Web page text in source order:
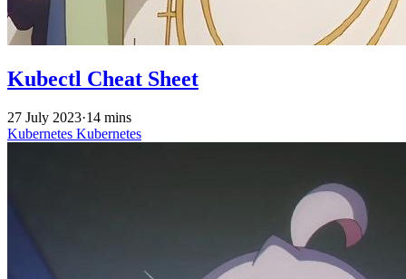
Kubectl Cheat Sheet
27 July 2023·14 mins
Kubernetes Kubernetes